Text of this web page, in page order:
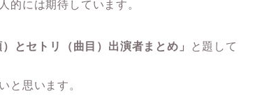
的には期待しています。
とセトリ（曲目）出演者まとめ」
と題して
と思います。